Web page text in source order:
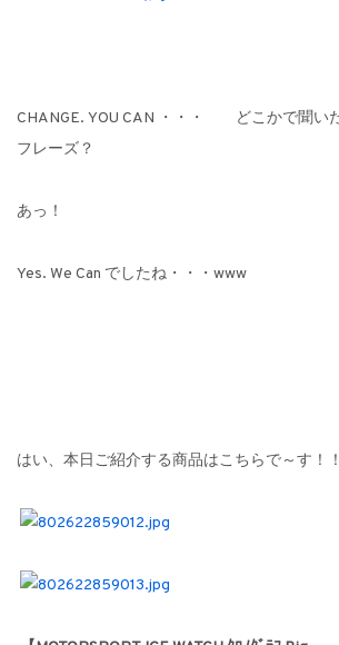
CHANGE. YOU CAN ・・・ どこかで聞い
フレーズ？
あっ！
Yes. We Can でしたね・・・www
はい、本日ご紹介する商品はこちらで～す！